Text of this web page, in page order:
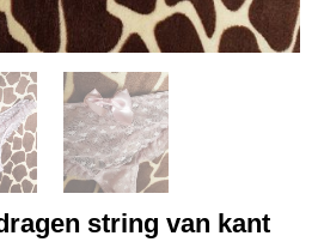
string van kant